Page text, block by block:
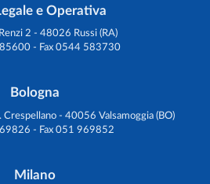
e Operativa
2 - 48026 Russi (RA)
- Fax 0544 583730
Bologna
- 40056 Valsamoggia (BO)
- Fax 051 969852
Milano